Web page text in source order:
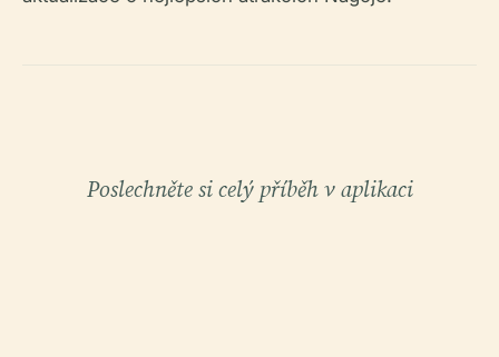
Poslechněte si celý příběh v aplikaci